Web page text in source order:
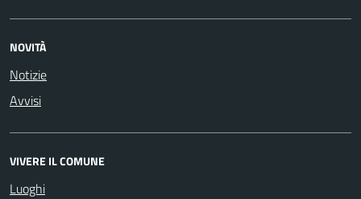
NOVITÀ
Notizie
Avvisi
VIVERE IL COMUNE
Luoghi